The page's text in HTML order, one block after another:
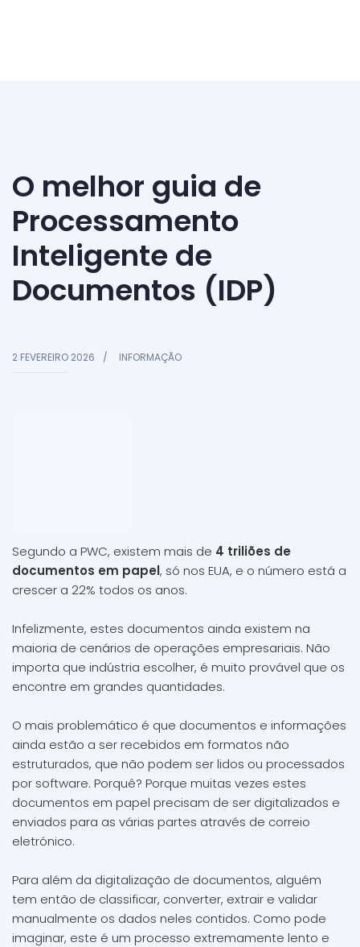
O melhor guia de
Processamento
Inteligente de
Documentos (IDP)
2 FEVEREIRO 2026 INFORMAÇÃO
Segundo a PWC, existem mais de 4 triliões de
documentos em papel, só nos EUA, e o número está a
crescer a 22% todos os anos.
Infelizmente, estes documentos ainda existem na
maioria de cenários de operações empresariais. Não
importa que indústria escolher, é muito provável que os
encontre em grandes quantidades.
O mais problemático é que documentos e informações
ainda estão a ser recebidos em formatos não
estruturados, que não podem ser lidos ou processados
por software. Porquê? Porque muitas vezes estes
documentos em papel precisam de ser digitalizados e
enviados para as várias partes através de correio
eletrónico.
Para além da digitalização de documentos, alguém
tem então de classificar, converter, extrair e validar
manualmente os dados neles contidos. Como pode
imaginar, este é um processo extremamente lento e